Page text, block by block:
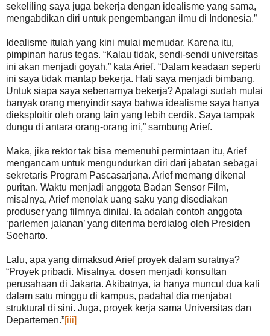
sekeliling saya juga bekerja dengan idealisme yang sama,
mengabdikan diri untuk pengembangan ilmu di Indonesia.”
Idealisme itulah yang kini mulai memudar. Karena itu,
pimpinan harus tegas. “Kalau tidak, sendi-sendi universitas
ini akan menjadi goyah,” kata Arief. “Dalam keadaan seperti
ini saya tidak mantap bekerja. Hati saya menjadi bimbang.
Untuk siapa saya sebenarnya bekerja? Apalagi sudah mulai
banyak orang menyindir saya bahwa idealisme saya hanya
dieksploitir oleh orang lain yang lebih cerdik. Saya tampak
dungu di antara orang-orang ini,” sambung Arief.
Maka, jika rektor tak bisa memenuhi permintaan itu, Arief
mengancam untuk mengundurkan diri dari jabatan sebagai
sekretaris Program Pascasarjana. Arief memang dikenal
puritan. Waktu menjadi anggota Badan Sensor Film,
misalnya, Arief menolak uang saku yang disediakan
produser yang filmnya dinilai. Ia adalah contoh anggota
‘parlemen jalanan’ yang diterima berdialog oleh Presiden
Soeharto.
Lalu, apa yang dimaksud Arief proyek dalam suratnya?
“Proyek pribadi. Misalnya, dosen menjadi konsultan
perusahaan di Jakarta. Akibatnya, ia hanya muncul dua kali
dalam satu minggu di kampus, padahal dia menjabat
struktural di sini. Juga, proyek kerja sama Universitas dan
Departemen.”[iii]